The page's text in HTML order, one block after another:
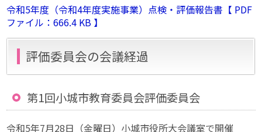
令和5年度（令和4年度実施事業）点検・評価報告書【 PDF
ファイル：666.4 KB 】
評価委員会の会議経過
第1回小城市教育委員会評価委員会
令和5年7月28日（金曜日）小城市役所大会議室で開催